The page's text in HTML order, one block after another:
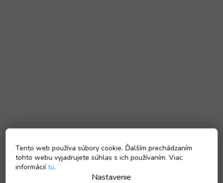
Tento web používa súbory cookie. Ďalším prechádzaním
tohto webu vyjadrujete súhlas s ich používaním. Viac
informáciítu.
Nastavenie